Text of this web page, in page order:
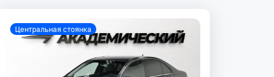
Центральная стоянка